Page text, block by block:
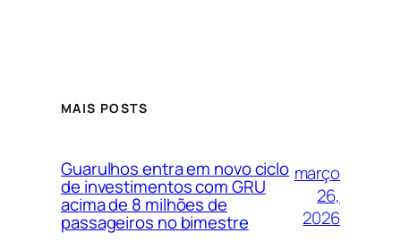
MAIS POSTS
Guarulhos entra em novo ciclo
de investimentos com GRU
acima de 8 milhões de
passageiros no bimestre
março
26,
2026